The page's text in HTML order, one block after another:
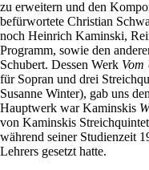
zu erweitern und den
befürwortete Christian
noch Heinrich Kaminski,
Programm, sowie den
Schubert. Dessen Werk Vom
für Sopran und drei
Susanne Winter), gab uns
Hauptwerk war Kaminskis
von Kaminskis
während seiner Studienzeit
Lehrers gesetzt hatte.